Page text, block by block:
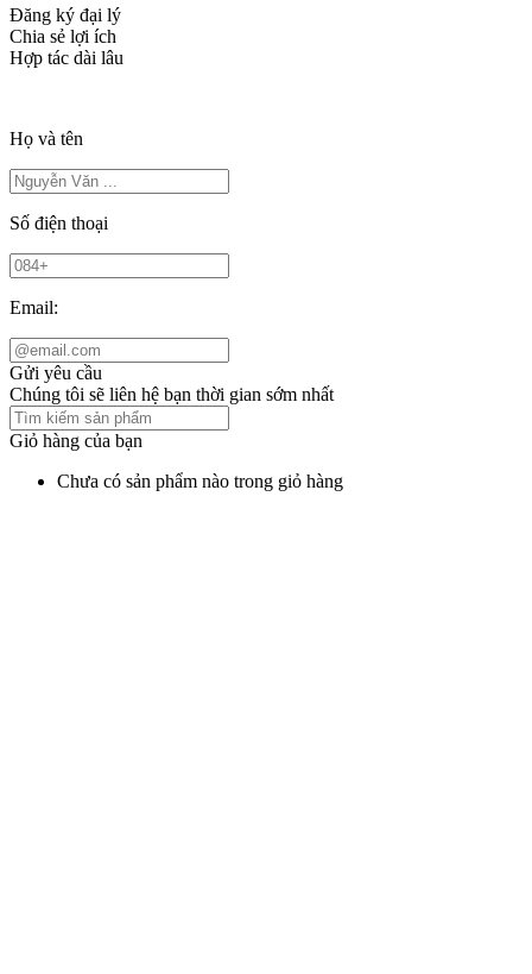
Đăng ký đại lý
Chia sẻ lợi ích
Hợp tác dài lâu
Họ và tên
Số điện thoại
Email:
Gửi yêu cầu
Chúng tôi sẽ liên hệ bạn thời gian sớm nhất
Giỏ hàng của bạn
Chưa có sản phẩm nào trong giỏ hàng